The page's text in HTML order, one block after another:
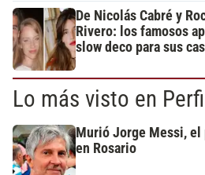
De Nicolás Cabré y
Rivero: los famosos
slow deco para sus
Lo más visto en Perfil
Murió Jorge Messi,
en Rosario